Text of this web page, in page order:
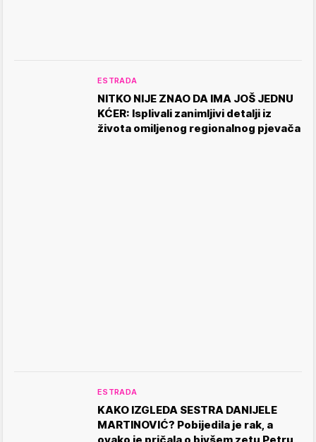
ESTRADA
NITKO NIJE ZNAO DA IMA JOŠ JEDNU
KĆER: Isplivali zanimljivi detalji iz
života omiljenog regionalnog pjevača
ESTRADA
KAKO IZGLEDA SESTRA DANIJELE
MARTINOVIĆ? Pobijedila je rak, a